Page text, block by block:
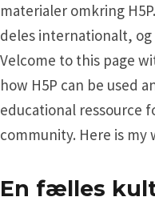
materialer omkring
deles internationalt,
Velcome to this page
how H5P can be used
educational ressource
community. Here is
En fælles